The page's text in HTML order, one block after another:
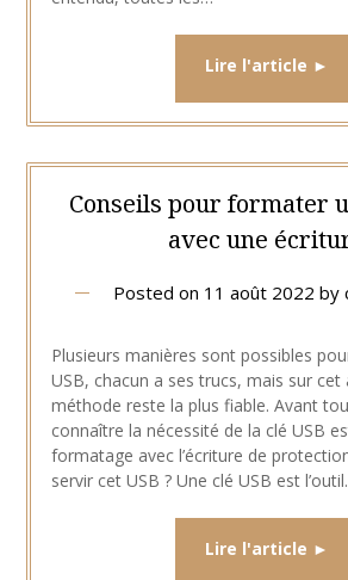
Conseils pour formater
avec une
Posted on 11 août 2022 by
Plusieurs manières sont possibles
USB, chacun a ses trucs, mais sur cet
méthode reste la plus fiable. Avant
connaître la nécessité de la clé USB
formatage avec l’écriture de
servir cet USB ? Une clé USB est